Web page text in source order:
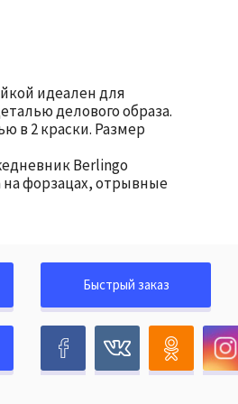
идеален для
делового образа.
в 2 краски. Размер
Berlingo
на форзацах, отрывные
Быстрый заказ